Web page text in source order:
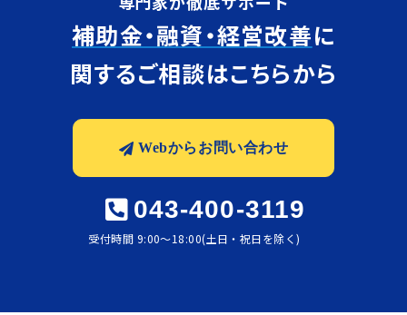
補助金・融資・経営改善に
関するご相談はこちらから
Webからお問い合わせ
043-400-3119
受付時間 9:00〜18:00(土日・祝日を除く)